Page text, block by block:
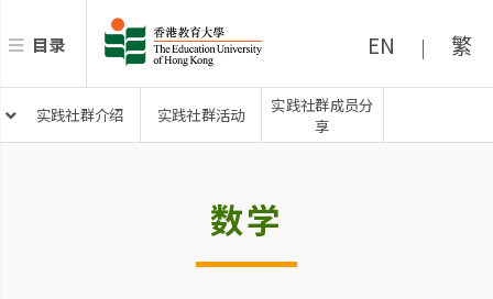
目录 EN | 繁
实践社群介绍 实践社群活动
实践社群成员分
享
数学